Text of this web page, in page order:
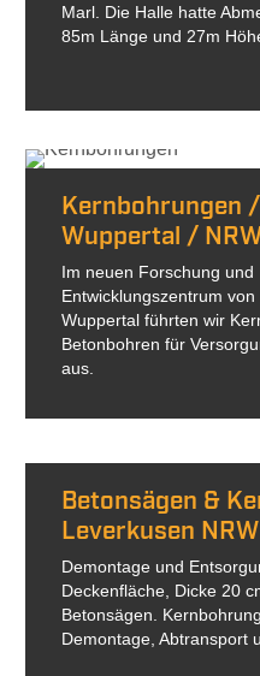
Marl. Die Halle hatte
85m Länge und 27m
Kernbohrungen
Wuppertal /
Im neuen Forschung und
Entwicklungszentrum von
Wuppertal führten wir
Betonbohren für
aus.
Betonsägen &
Leverkusen NRW
Demontage und
Deckenfläche, Dicke 20
Betonsägen.
Demontage, Abtransport